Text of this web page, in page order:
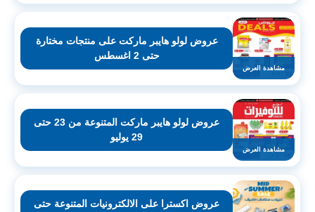
مشاهدة العرض
عروض لولو هايبر ماركت على منتجات مختارة
حتى 2 اغسطس
مشاهدة العرض
عروض لولو هايبر ماركت المتنوعة من 23 حتى
29 يوليو
عروض اكسترا على الالكترونيات المتنوعة حتى